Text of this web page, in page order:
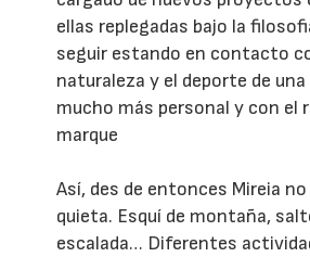
ellas replegadas bajo la
seguir estando en contacto
naturaleza y el deporte de una
mucho más personal y con el
marque
Así, des de entonces Mireia
quieta. Esquí de montaña,
escalada… Diferentes